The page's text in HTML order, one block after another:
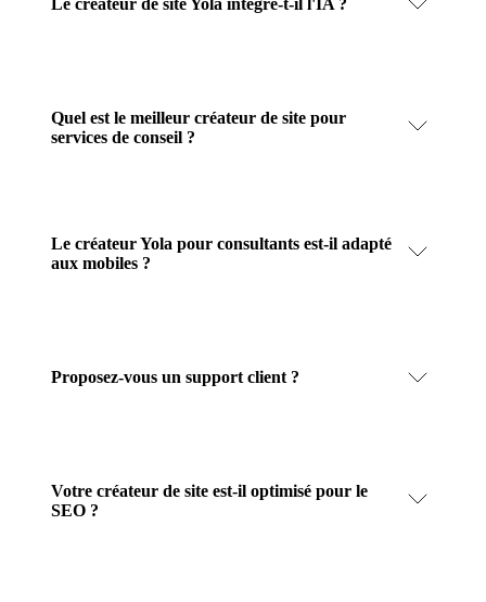
Le créateur de site Yola intègre-t-il l'IA ?
Quel est le meilleur créateur de site pour
services de conseil ?
Le créateur Yola pour consultants est-il adapté
aux mobiles ?
Proposez-vous un support client ?
Votre créateur de site est-il optimisé pour le
SEO ?